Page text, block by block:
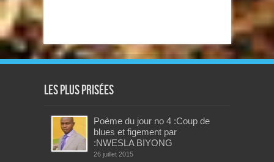
Les plus prisées
Poème du jour no 4 :Coup de
blues et figement par
:NWESLA BIYONG
26 juillet 2015